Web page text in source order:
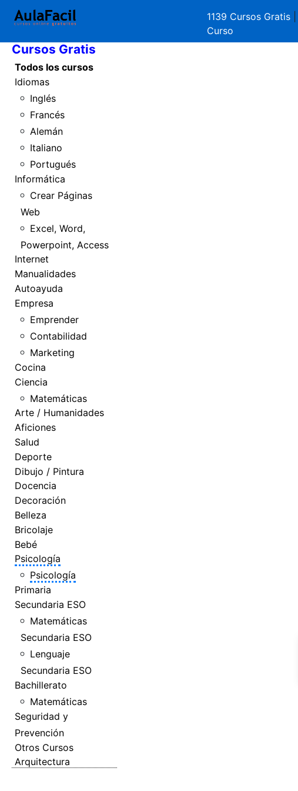
1139 Cursos Gratis
Curso
Inicio
Cursos Gratis
Todos los cursos
Idiomas
Inglés
Francés
Alemán
Italiano
Portugués
Informática
Crear Páginas
Web
Excel, Word,
Powerpoint, Access
Internet
Manualidades
Autoayuda
Empresa
Emprender
Contabilidad
Marketing
Cocina
Ciencia
Matemáticas
Arte / Humanidades
Aficiones
Salud
Deporte
Dibujo / Pintura
Docencia
Decoración
Belleza
Bricolaje
Bebé
Psicología
Psicología
Primaria
Secundaria ESO
Matemáticas
Secundaria ESO
Lenguaje
Secundaria ESO
Bachillerato
Matemáticas
Seguridad y
Prevención
Otros Cursos
Arquitectura